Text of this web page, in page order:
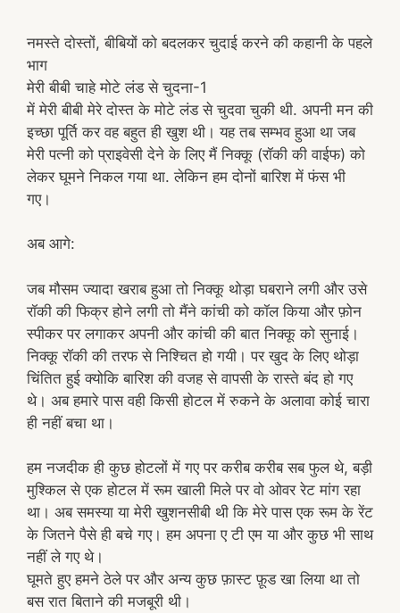
नमस्ते दोस्तों, बीबियों को बदलकर चुदाई करने की कहानी के पहले
भाग
मेरी बीबी चाहे मोटे लंड से चुदना-1
में मेरी बीबी मेरे दोस्त के मोटे लंड से चुदवा चुकी थी. अपनी मन की
इच्छा पूर्ति कर वह बहुत ही खुश थी। यह तब सम्भव हुआ था जब
मेरी पत्नी को प्राइवेसी देने के लिए मैं निक्कू (रॉकी की वाईफ) को
लेकर घूमने निकल गया था. लेकिन हम दोनों बारिश में फंस भी
गए।
अब आगे:
जब मौसम ज्यादा खराब हुआ तो निक्कू थोड़ा घबराने लगी और उसे
रॉकी की फिक्र होने लगी तो मैंने कांची को कॉल किया और फ़ोन
स्पीकर पर लगाकर अपनी और कांची की बात निक्कू को सुनाई।
निक्कू रॉकी की तरफ से निश्चित हो गयी। पर खुद के लिए थोड़ा
चिंतित हुई क्योकि बारिश की वजह से वापसी के रास्ते बंद हो गए
थे। अब हमारे पास वही किसी होटल में रुकने के अलावा कोई चारा
ही नहीं बचा था।
हम नजदीक ही कुछ होटलों में गए पर करीब करीब सब फुल थे, बड़ी
मुश्किल से एक होटल में रूम खाली मिले पर वो ओवर रेट मांग रहा
था। अब समस्या या मेरी खुशनसीबी थी कि मेरे पास एक रूम के रेंट
के जितने पैसे ही बचे गए। हम अपना ए टी एम या और कुछ भी साथ
नहीं ले गए थे।
घूमते हुए हमने ठेले पर और अन्य कुछ फ़ास्ट फ़ूड खा लिया था तो
बस रात बिताने की मजबूरी थी।